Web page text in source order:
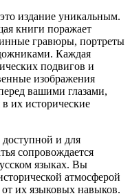
издание уникальным.
книги поражает
гравюры, портреты
Каждая
подвигов и
изображения
вашими глазами,
их исторические
и для
сопровождается
языках. Вы
атмосферой
их языковых навыков.